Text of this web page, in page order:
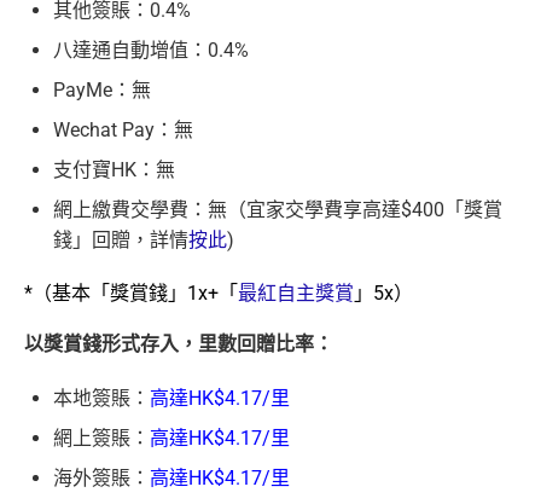
其他簽賬：0.4%
八達通自動增值：0.4%
PayMe：無
Wechat Pay：無
支付寶HK：無
網上繳費交學費：無（宜家交學費享高達$400「獎賞
錢」回贈，詳情按此)
*（基本「獎賞錢」1x+「最紅自主獎賞 」5x）
以獎賞錢形式存入，里數回贈比率：
本地簽賬： 高達HK$4.17/里
網上簽賬： 高達HK$4.17/里
海外簽賬： 高達HK$4.17/里